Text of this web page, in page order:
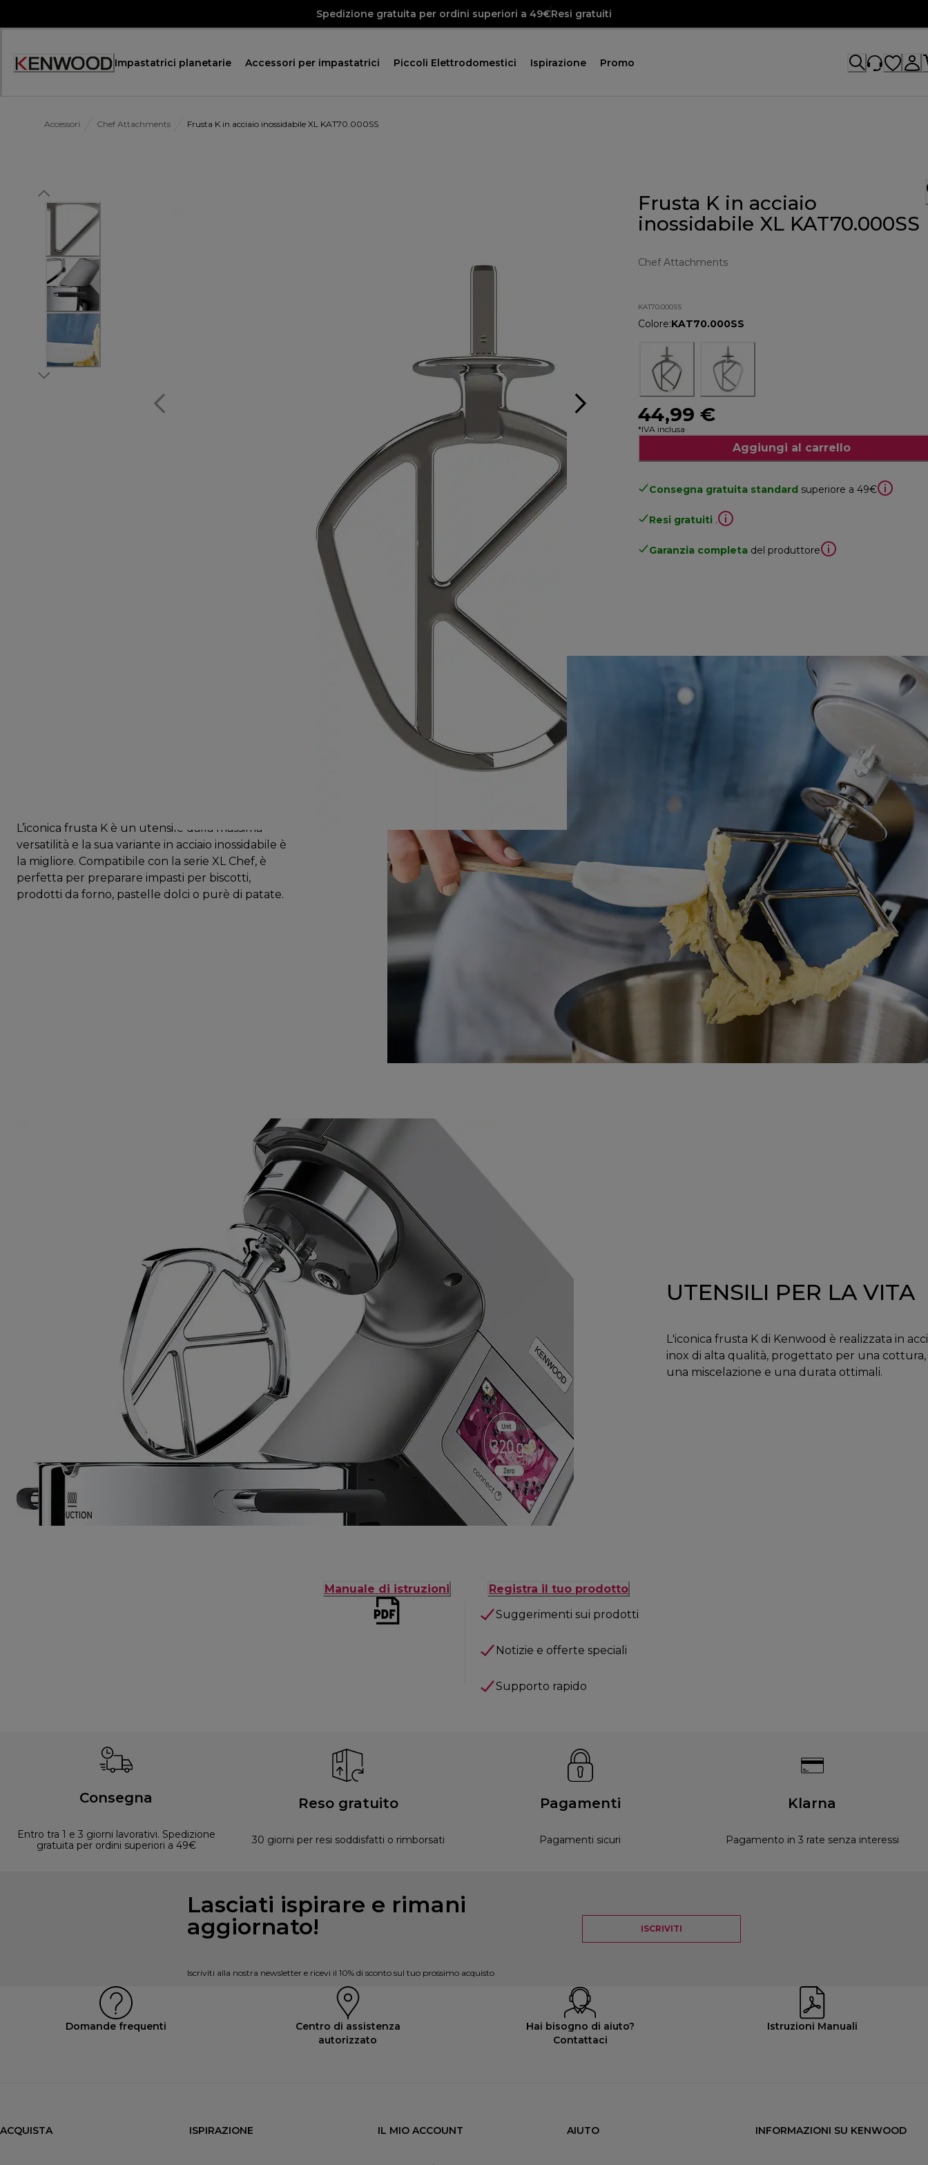
Spedizione gratuita per ordini superiori a 49€Resi gratuiti
Accessibility
Impastatrici planetarie Accessori per impastatrici Piccoli Elettrodomestici Ispirazione Promo
Accessori Chef Attachments Frusta K in acciaio inossidabile XL KAT70.000SS
Frusta K in acciaio
inossidabile XL KAT70.000SS
Chef Attachments
KAT70.000SS
Colore:KAT70.000SS
44,99 €
*IVA inclusa
Aggiungi al carrello
Consegna gratuita standard superiore a 49€
Resi gratuiti .
Garanzia completa del produttore
L’iconica frusta K è un utensile dalla massima
versatilità e la sua variante in acciaio inossidabile è
la migliore. Compatibile con la serie XL Chef, è
perfetta per preparare impasti per biscotti,
prodotti da forno, pastelle dolci o purè di patate.
UTENSILI PER LA VITA
L'iconica frusta K di Kenwood è realizzata in
inox di alta qualità, progettato per una cottura,
una miscelazione e una durata ottimali.
Manuale di istruzioni
Registra il tuo prodotto
Suggerimenti sui prodotti
Notizie e offerte speciali
Supporto rapido
Consegna
Entro tra 1 e 3 giorni lavorativi. Spedizione
gratuita per ordini superiori a 49€
Reso gratuito
30 giorni per resi soddisfatti o rimborsati
Pagamenti
Pagamenti sicuri
Klarna
Pagamento in 3 rate senza interessi
Lasciati ispirare e rimani
aggiornato!
Iscriviti alla nostra newsletter e ricevi il 10% di sconto sul tuo prossimo acquisto
ISCRIVITI
Domande frequenti
Centro di assistenza
autorizzato
Hai bisogno di aiuto?
Contattaci
Istruzioni Manuali
ACQUISTA ISPIRAZIONE IL MIO ACCOUNT AIUTO INFORMAZIONI SU KENWOOD